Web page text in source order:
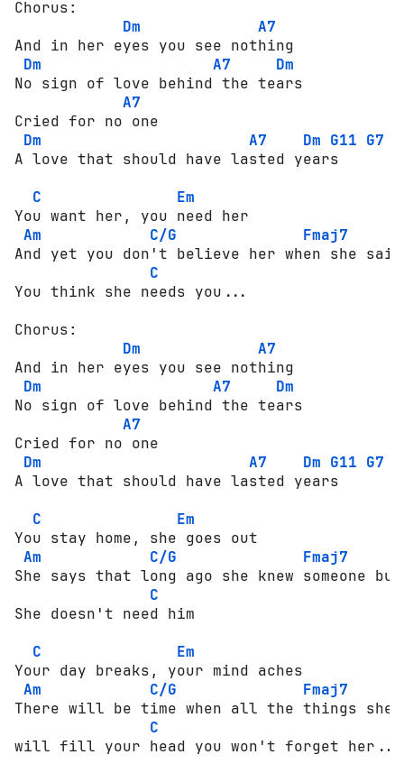
Chorus:
Dm
A7
And in her eyes you see nothing
Dm
A7
Dm
No sign of love behind the tears
A7
Cried for no one
Dm
A7 Dm G11 G7
А love that should have lasted years
C
Em
You want her, you need her
Am
C/G
Fmaj7
And yet you don't believe her when she
C
You think she needs you...
Chorus:
Dm
A7
And in her eyes you see nothing
Dm
A7
Dm
No sign of love behind the tears
A7
Cried for no one
Dm
A7 Dm G11 G7
А love that should have lasted years
C
Em
You stay home, she goes out
Am
C/G
Fmaj7
She says that long ago she knew someone
C
She doesn't need him
C
Em
Your day breaks, your mind aches
Am
C/G
Fmaj7
There will be time when all the things
C
will fill your head you won't forget her...